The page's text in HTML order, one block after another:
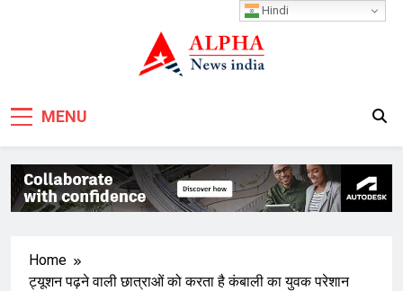
MENU
Home
ट्यूशन पढ़ने वाली छात्राओं को करता है कंबाली का युवक परेशान
Hindi